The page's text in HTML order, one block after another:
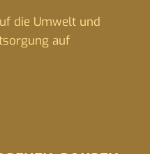
die Umwelt und
auf